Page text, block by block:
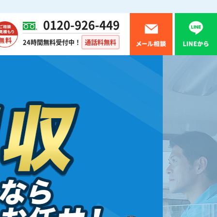
0120-926-449
24時間無料受付中！ 通話料無料